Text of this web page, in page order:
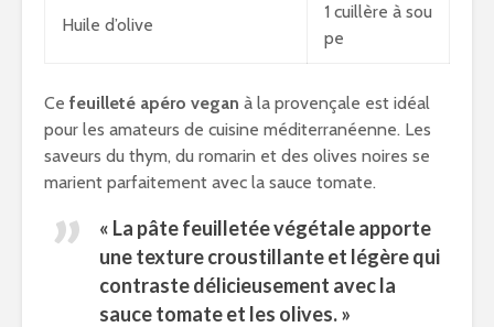
Huile d’olive
1 cuillère à sou
pe
Ce feuilleté apéro vegan à la provençale est idéal
pour les amateurs de cuisine méditerranéenne. Les
saveurs du thym, du romarin et des olives noires se
marient parfaitement avec la sauce tomate.
« La pâte feuilletée végétale apporte
une texture croustillante et légère qui
contraste délicieusement avec la
sauce tomate et les olives. »